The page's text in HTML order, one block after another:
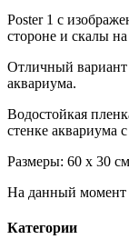
Poster 1 с
стороне и скалы
Отличный вариант
аквариума.
Водостойкая
стенке аквариума
Размеры: 60 х 30 см
На данный момент
Категории